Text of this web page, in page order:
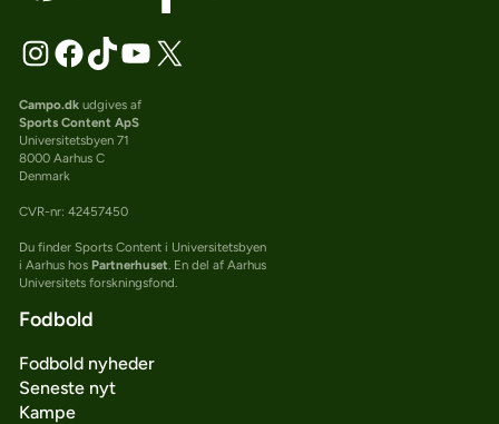
Campo.dkudgives af
Sports Content ApS
Universitetsbyen 71
8000 Aarhus C
Denmark
CVR-nr: 42457450
Du finder Sports Content i Universitetsbyen
i Aarhus hos Partnerhuset. En del af Aarhus
Universitets forskningsfond.
Fodbold
Fodbold nyheder
Seneste nyt
Kampe